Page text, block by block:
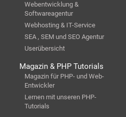
Webentwicklung &
Softwareagentur
Webhosting & IT-Service
SEA , SEM und SEO Agentur
Userübersicht
Magazin & PHP Tutorials
Magazin für PHP- und Web-
Entwickler
Lernen mit unseren PHP-
Tutorials